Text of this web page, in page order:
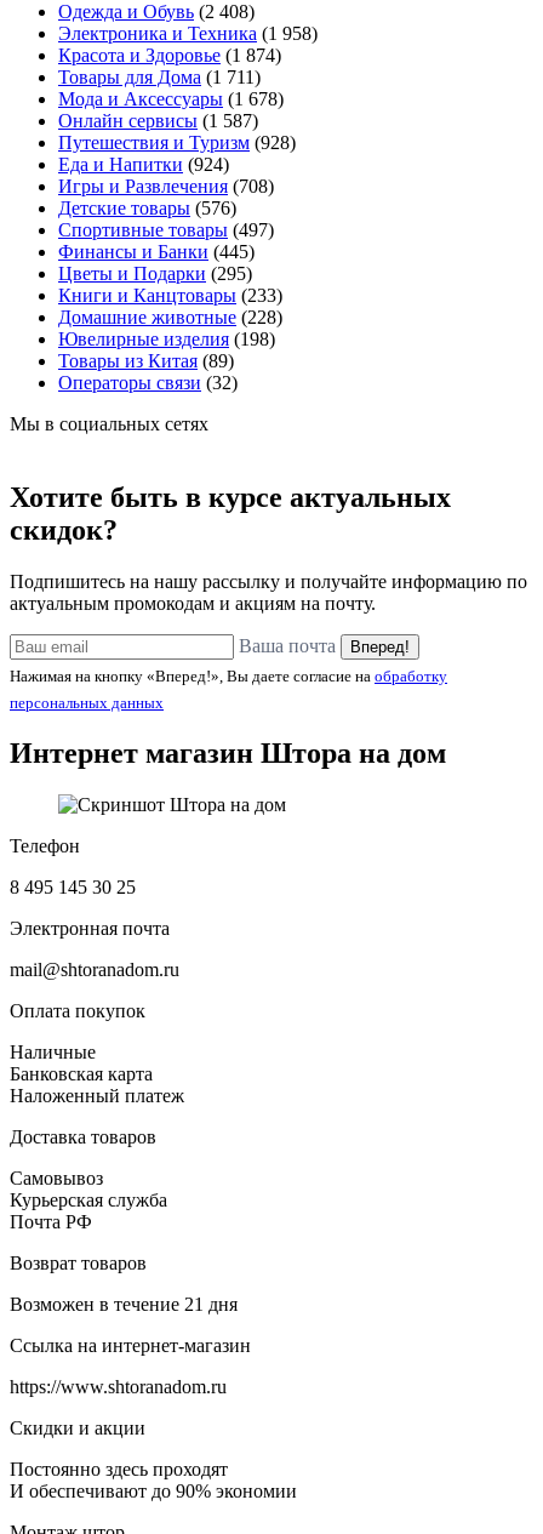
Одежда и Обувь (2 408)
Электроника и Техника (1 958)
Красота и Здоровье (1 874)
Товары для Дома (1 711)
Мода и Аксессуары (1 678)
Онлайн сервисы (1 587)
Путешествия и Туризм (928)
Еда и Напитки (924)
Игры и Развлечения (708)
Детские товары (576)
Спортивные товары (497)
Финансы и Банки (445)
Цветы и Подарки (295)
Книги и Канцтовары (233)
Домашние животные (228)
Ювелирные изделия (198)
Товары из Китая (89)
Операторы связи (32)
Мы в социальных сетях
Хотите быть в курсе актуальных
скидок?
Подпишитесь на нашу рассылку и получайте информацию по
актуальным промокодам и акциям на почту.
Ваша почта
Вперед!
Нажимая на кнопку «Вперед!», Вы даете согласие на обработку
персональных данных
Интернет магазин Штора на дом
Телефон
8 495 145 30 25
Электронная почта
mail@shtoranadom.ru
Оплата покупок
Наличные
Банковская карта
Наложенный платеж
Доставка товаров
Самовывоз
Курьерская служба
Почта РФ
Возврат товаров
Возможен в течение 21 дня
Ссылка на интернет-магазин
https://www.shtoranadom.ru
Скидки и акции
Постоянно здесь проходят
И обеспечивают до 90% экономии